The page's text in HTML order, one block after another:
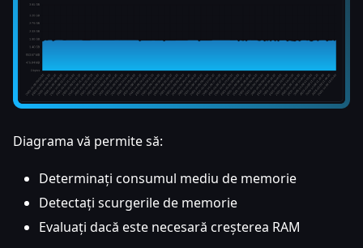
Diagrama vă permite să:
Determinați consumul mediu de memorie
Detectați scurgerile de memorie
Evaluați dacă este necesară creșterea RAM